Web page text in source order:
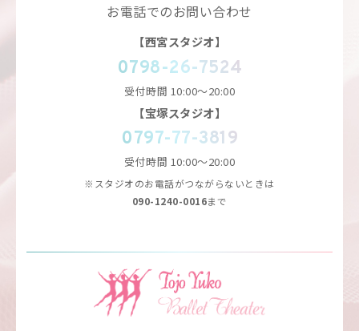
お電話でのお問い合わせ
【西宮スタジオ】
0798-26-7524
受付時間 10:00～20:00
【宝塚スタジオ】
0797-77-3819
受付時間 10:00～20:00
※スタジオのお電話がつながらないときは
090-1240-0016まで